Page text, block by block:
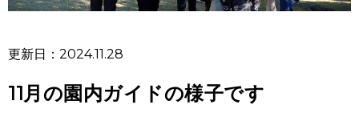
更新日：2024.11.28
11月の園内ガイドの様子です